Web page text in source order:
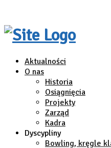
Aktualności
O nas
Historia
Osiągnięcia
Projekty
Zarząd
Kadra
Dyscypliny
Bowling, kręgle